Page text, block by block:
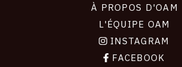
À PROPOS D'OAM
L'ÉQUIPE OAM
INSTAGRAM
FACEBOOK